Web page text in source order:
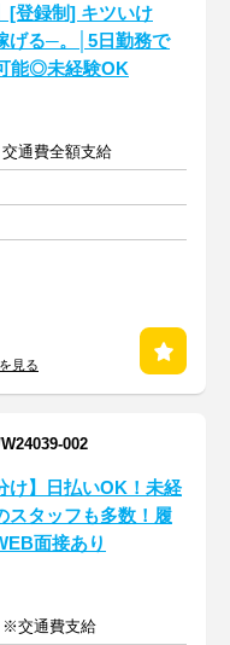
[登録制] キツいけ
げる─。│5日勤務で
能◎未経験OK
交通費全額支給
見る
002
け】日払いOK！未経
スタッフも多数！履
面接あり
交通費支給